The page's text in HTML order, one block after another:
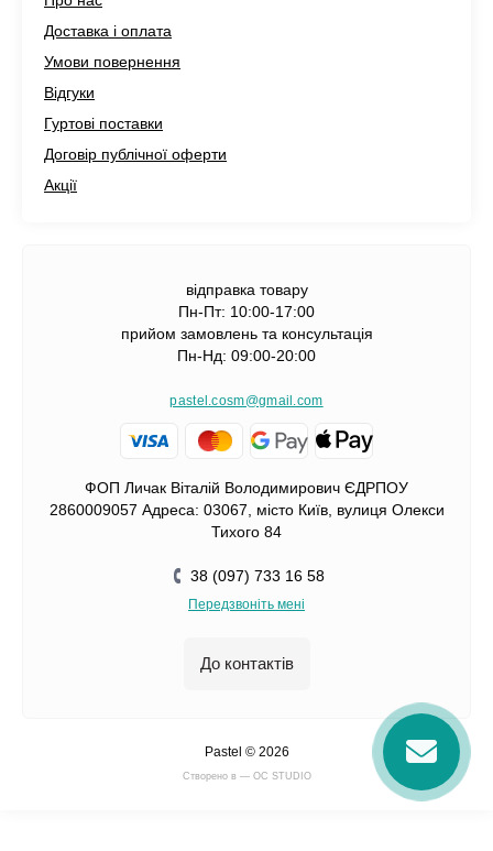
Доставка і оплата
Умови повернення
Відгуки
Гуртові поставки
Договір публічної оферти
Акції
відправка товару
Пн-Пт: 10:00-17:00
прийом замовлень та консультація
Пн-Нд: 09:00-20:00
pastel.cosm@gmail.com
ФОП Личак Віталій Володимирович ЄДРПОУ
2860009057 Адреса: 03067, місто Київ, вулиця Олекси
Тихого 84
38 (097) 733 16 58
Передзвоніть мені
До контактів
Pastel © 2026
Cтворено в — OC STUDIO